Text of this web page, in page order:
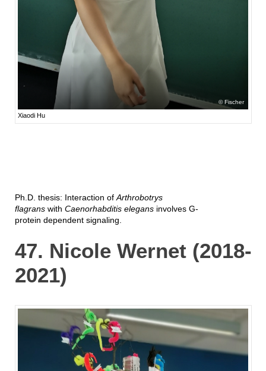
Fischer
Xiaodi Hu
Ph.D. thesis: Interaction of Arthrobotrys
flagranswith Caenorhabditis elegansinvolves G-
protein dependent signaling.
47. Nicole Wernet (2018-
2021)